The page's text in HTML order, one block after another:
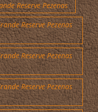
Reserve Pezenas
Reserve Pezenas
Reserve Pezenas
Reserve Pezenas